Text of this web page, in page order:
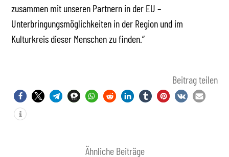
zusammen mit unseren Partnern in der EU –
Unterbringungsmöglichkeiten in der Region und im
Kulturkreis dieser Menschen zu finden.“
Beitrag teilen
Ähnliche Beiträge